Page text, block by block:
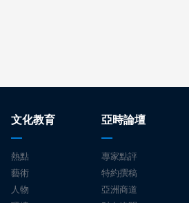
文化教育
熱點
藝術
人物
亞時論壇
專家點評
特約撰稿
亞洲商道